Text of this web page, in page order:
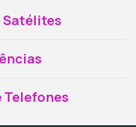
Satélites
Telefones